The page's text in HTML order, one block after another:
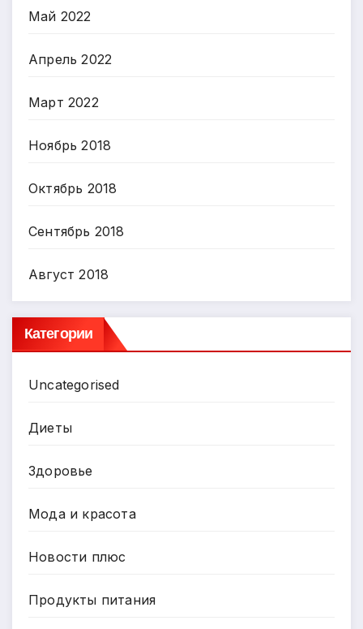
Май 2022
Апрель 2022
Март 2022
Ноябрь 2018
Октябрь 2018
Сентябрь 2018
Август 2018
Категории
Uncategorised
Диеты
Здоровье
Мода и красота
Новости плюс
Продукты питания